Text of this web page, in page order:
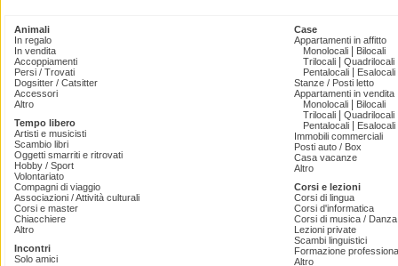
Animali
In regalo
In vendita
Accoppiamenti
Persi / Trovati
Dogsitter / Catsitter
Accessori
Altro
Tempo libero
Artisti e musicisti
Scambio libri
Oggetti smarriti e ritrovati
Hobby / Sport
Volontariato
Compagni di viaggio
Associazioni / Attività culturali
Corsi e master
Chiacchiere
Altro
Incontri
Solo amici
Case
Appartamenti in affitto
Monolocali
Bilocali
Trilocali
Quadrilocali
Pentalocali
Esalocali
Stanze / Posti letto
Appartamenti in vendita
Monolocali
Bilocali
Trilocali
Quadrilocali
Pentalocali
Esalocali
Immobili commerciali
Posti auto / Box
Casa vacanze
Altro
Corsi e lezioni
Corsi di lingua
Corsi d'informatica
Corsi di musica /
Lezioni private
Scambi linguistici
Formazione
Altro